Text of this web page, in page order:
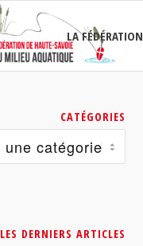
LA FÉDÉRATION
CATÉGORIES
LES DERNIERS ARTICLES